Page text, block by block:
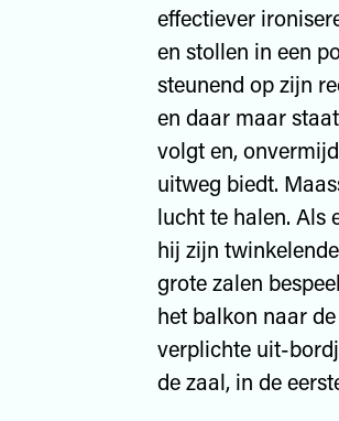
effectiever
en stollen in een
steunend op zijn
en daar maar
volgt en,
uitweg biedt.
lucht te halen. Als
hij zijn
grote zalen
het balkon naar
verplichte uit-
de zaal, in de